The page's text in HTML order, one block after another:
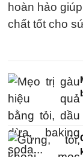
hoàn hảo
chất tốt cho